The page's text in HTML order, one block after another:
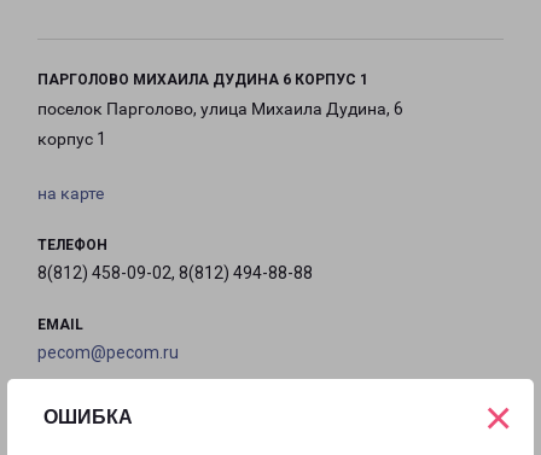
ОШИБКА ×
ПАРГОЛОВО МИХАИЛА ДУДИНА 6 КОРПУС 1
поселок Парголово, улица Михаила Дудина, 6
корпус 1
на карте
ТЕЛЕФОН
8(812) 458-09-02, 8(812) 494-88-88
EMAIL
pecom@pecom.ru